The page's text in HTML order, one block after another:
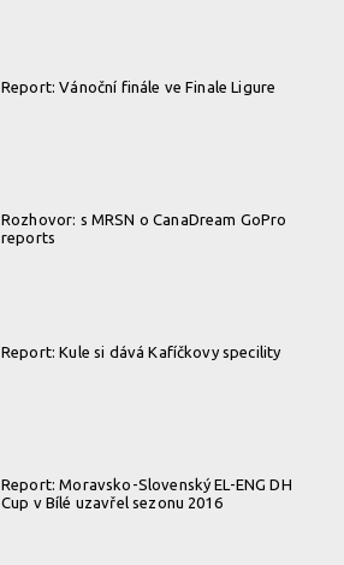
Report: Vánoční finále ve Finale Ligure
Rozhovor: s MRSN o CanaDream GoPro
reports
Report: Kule si dává Kafíčkovy specility
Report: Moravsko-Slovenský EL-ENG DH
Cup v Bílé uzavřel sezonu 2016